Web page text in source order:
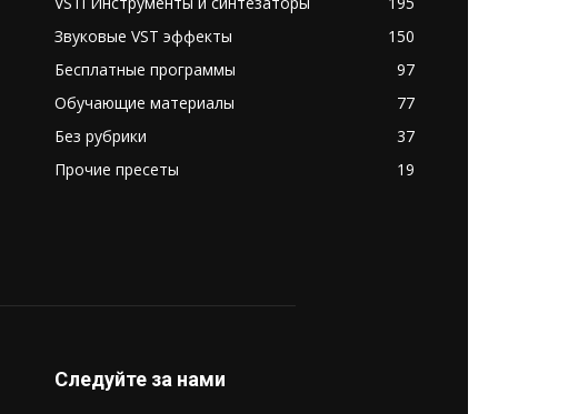
Звуковые VST эффекты
150
Бесплатные программы
97
Обучающие материалы
77
Без рубрики
37
Прочие пресеты
19
Следуйте за нами